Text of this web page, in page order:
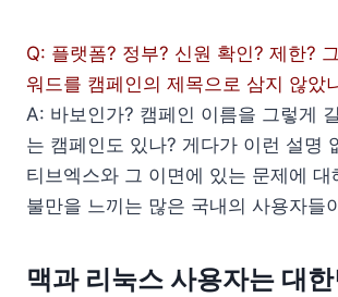
Q: 플랫폼? 정부? 신원 확인? 제한?
워드를 캠페인의 제목으로 삼지 않았
A: 바보인가? 캠페인 이름을 그렇게
는 캠페인도 있나? 게다가 이런 설명
티브엑스와 그 이면에 있는 문제에 대
불만을 느끼는 많은 국내의 사용자들
맥과 리눅스 사용자는 대